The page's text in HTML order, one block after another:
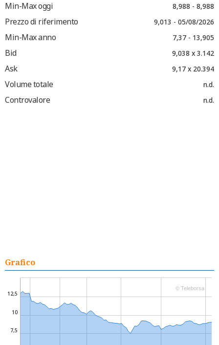
Min-Max oggi 8,988 - 8,988
Prezzo di riferimento 9,013 - 05/08/2026
Min-Max anno 7,37 - 13,905
Bid 9,038 x 3.142
Ask 9,17 x 20.394
Volume totale n.d.
Controvalore n.d.
Grafico
7,5
10
12,5
© Teleborsa